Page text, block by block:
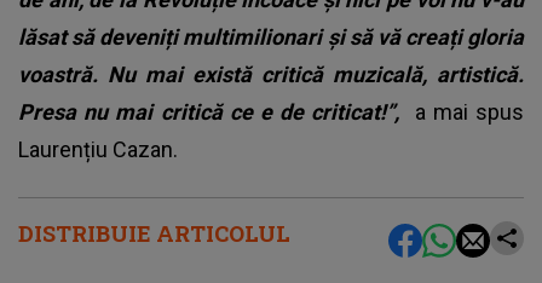
DISTRIBUIE ARTICOLUL
lăsat să deveniți multimilionari și să vă creați gloria
voastră. Nu mai există critică muzicală, artistică.
Presa nu mai critică ce e de criticat!”,
a mai spus
Laurențiu Cazan.